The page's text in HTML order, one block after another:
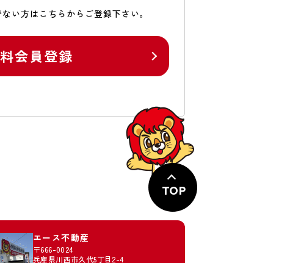
い方はこちらからご登録下さい。
会員登録
TOP
エース不動産
〒666-0024
兵庫県川西市久代5丁目2-4